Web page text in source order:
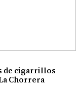
de cigarrillos
Chorrera